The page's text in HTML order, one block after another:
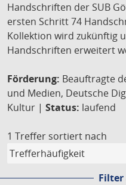
Handschriften der SUB
ersten Schritt 74
Kollektion wird zukünftig
Handschriften erweitert
Förderung: Beauftragte
und Medien, Deutsche
Kultur | Status: laufend
1 Treffer sortiert nach
Filter